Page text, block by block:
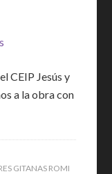
CEIP Jesús y
a la obra con
GITANAS ROMI